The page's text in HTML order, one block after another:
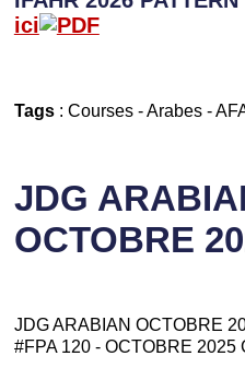
ici
Tags: Courses-Arabes-
JDG
OCTOBRE
JDG ARABIAN OCTOBRE
#FPA 120 - OCTOBRE 2025